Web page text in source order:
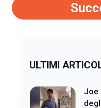
ULTIMI
Joe